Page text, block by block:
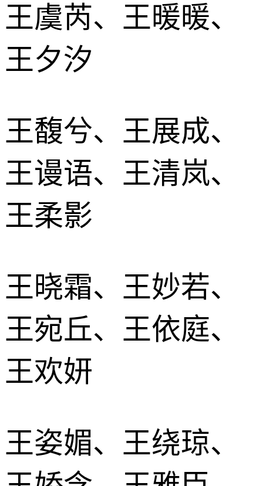
王虞芮、王暖暖、
王夕汐
王馥兮、王展成、
王谩语、王清岚、
王柔影
王晓霜、王妙若、
王宛丘、王依庭、
王欢妍
王姿媚、王绕琼、